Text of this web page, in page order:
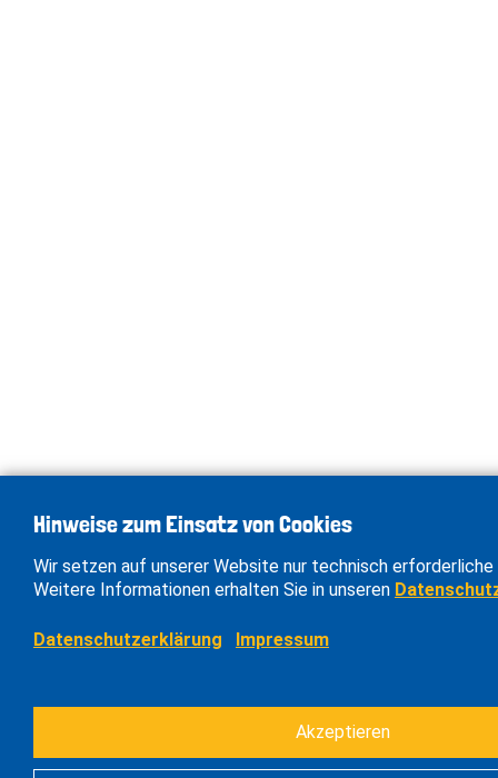
Hinweise zum Einsatz von Cookies
Wir setzen auf unserer Website nur technisch erforderliche
Weitere Informationen erhalten Sie in unseren
Datenschutzerklärung Impressum
Akzeptieren